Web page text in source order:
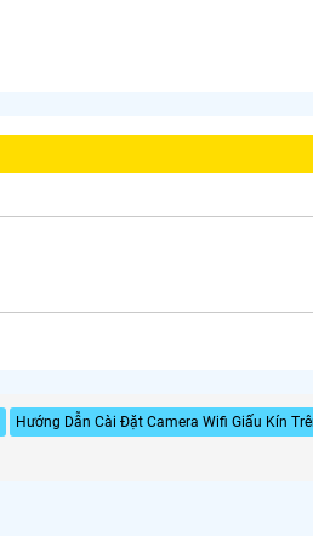
Hướng Dẫn Cài Đặt Camera Wifi Giấu Kín